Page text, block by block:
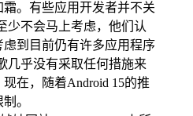
。有些应用开发者并不关
少不会马上考虑，他们认
到目前仍有许多应用程序
几乎没有采取任何措施来
在，随着Android 15的推
。